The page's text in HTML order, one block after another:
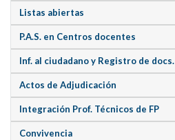
Listas abiertas
P.A.S. en Centros docentes
Inf. al ciudadano y Registro de docs.
Actos de Adjudicación
Integración Prof. Técnicos de FP
Convivencia